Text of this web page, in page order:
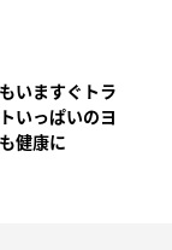
いますぐトラ
いっぱいのヨ
健康に